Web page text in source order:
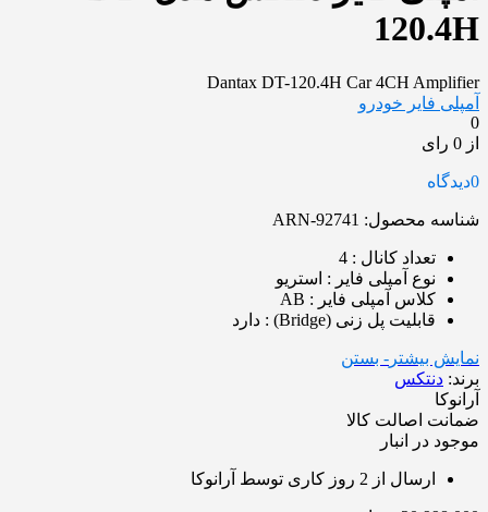
120.4H
Dantax DT-120.4H Car 4CH Amplifier
آمپلی فایر خودرو
0
از 0 رای
0دیدگاه
شناسه محصول: ARN-92741
تعداد کانال : 4
نوع آمپلی فایر : استریو
کلاس آمپلی فایر : AB
قابلیت پل زنی (Bridge) : دارد
نمایش بیشتر - بستن
برند: دنتکس
آرانوکا
ضمانت اصالت کالا
موجود در انبار
ارسال از 2 روز کاری توسط آرانوکا